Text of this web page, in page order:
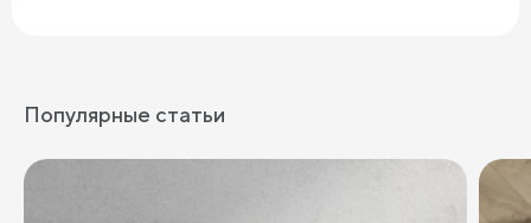
Популярные статьи